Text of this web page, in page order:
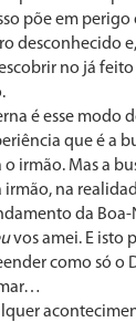
põe em
desconhecido
no já
é esse modo
que é a
o irmão. Mas a
irmão, na
da Boa-
vos amei. E isto
como só o